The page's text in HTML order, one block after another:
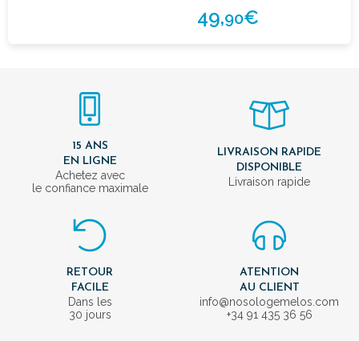
49,90€
15 ANS
EN LIGNE
Achetez avec
le confiance maximale
LIVRAISON RAPIDE
DISPONIBLE
Livraison rapide
RETOUR
FACILE
Dans les
30 jours
ATENTION
AU CLIENT
info@nosologemelos.com
+34 91 435 36 56